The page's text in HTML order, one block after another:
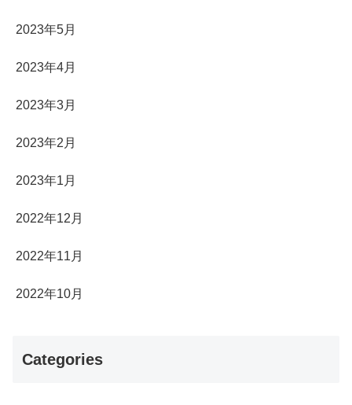
2023年5月
2023年4月
2023年3月
2023年2月
2023年1月
2022年12月
2022年11月
2022年10月
Categories